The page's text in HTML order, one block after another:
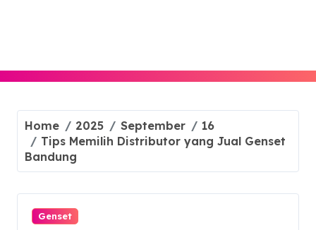
Home 2025 September
16
Tips Memilih Distributor yang Jual Genset
Bandung
Genset